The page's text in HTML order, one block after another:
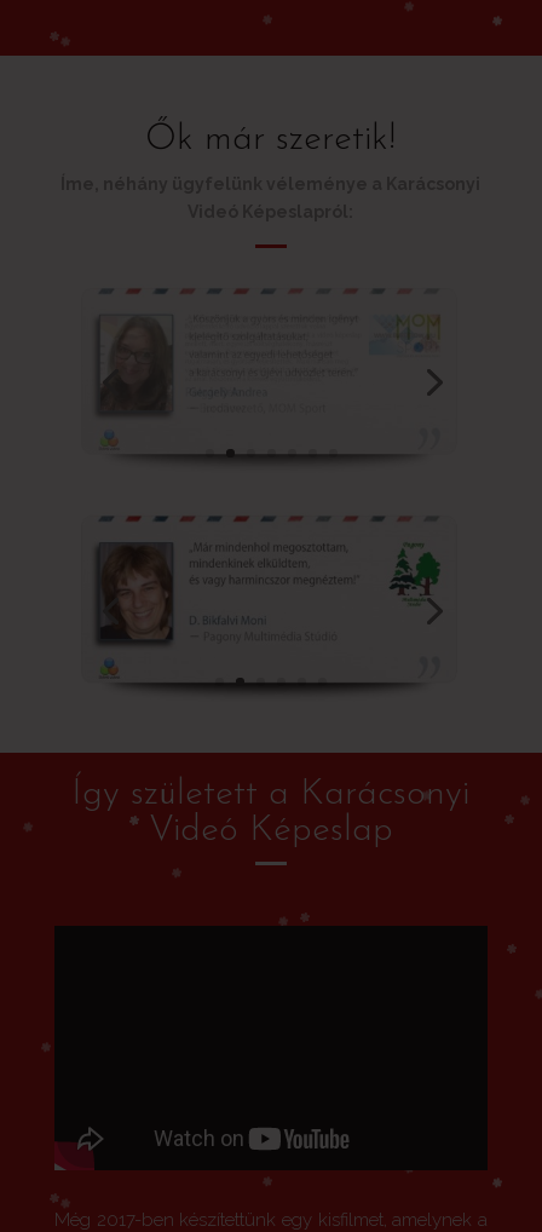
Ők már szeretik!
Így született a Karácsonyi
Videó Képeslap
Még 2017-ben készítettünk egy kisfilmet, amelynek a